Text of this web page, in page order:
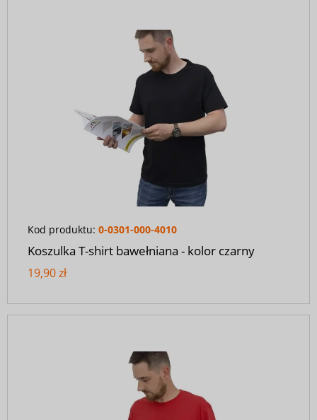
Kod produktu: 0-0301-000-4010
Koszulka T-shirt bawełniana - kolor czarny
19,90 zł